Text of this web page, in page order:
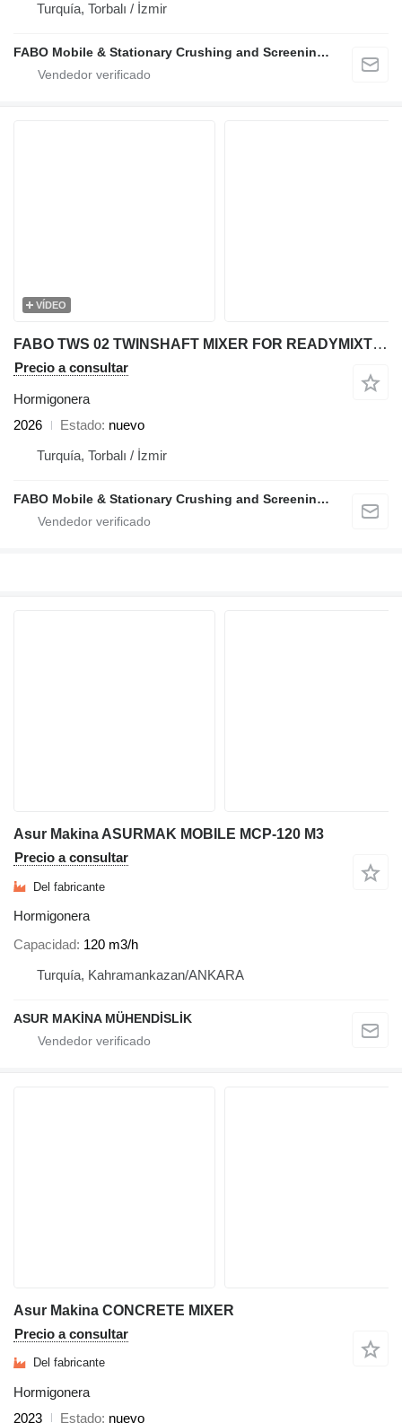
Turquía, Torbalı / İzmir
FABO Mobile & Stationary Crushing and Screening Plants | Concrete Batching Plants Manufacturer
VÍDEO
FABO TWS 02 TWINSHAFT MIXER FOR READYMIXTURE | HIGH CAPACITY
Precio a consultar
Hormigonera
2026
Estado nuevo
Turquía, Torbalı / İzmir
FABO Mobile & Stationary Crushing and Screening Plants | Concrete Batching Plants Manufacturer
Asur Makina ASURMAK MOBILE MCP-120 M3
Precio a consultar
Del fabricante
Hormigonera
Capacidad 120 m3/h
Turquía, Kahramankazan/ANKARA
ASUR MAKİNA MÜHENDİSLİK
Asur Makina CONCRETE MIXER
Precio a consultar
Del fabricante
Hormigonera
2023
Estado nuevo